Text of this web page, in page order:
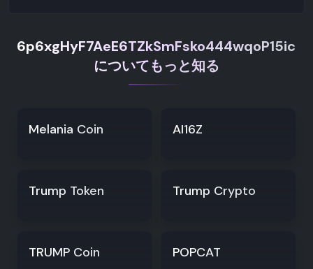
についてもっと知る
Melania Coin AI16Z
Trump Token Trump Crypto
TRUMP Coin POPCAT